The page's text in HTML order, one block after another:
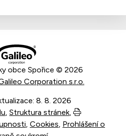
obce Spořice © 2026
Corporation s.r.o.
8. 8. 2026
, Struktura stránek, Vytisknout
, Cookies, Prohlášení o